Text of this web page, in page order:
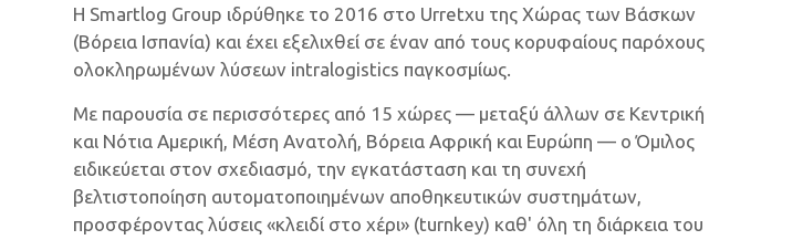
Η Smartlog Group ιδρύθηκε το 2016 στο Urretxu της Χώρας των Βάσκων
(Βόρεια Ισπανία) και έχει εξελιχθεί σε έναν από τους κορυφαίους παρόχους
ολοκληρωμένων λύσεων intralogistics παγκοσμίως.
Με παρουσία σε περισσότερες από 15 χώρες — μεταξύ άλλων σε Κεντρική
και Νότια Αμερική, Μέση Ανατολή, Βόρεια Αφρική και Ευρώπη — ο Όμιλος
ειδικεύεται στον σχεδιασμό, την εγκατάσταση και τη συνεχή
βελτιστοποίηση αυτοματοποιημένων αποθηκευτικών συστημάτων,
προσφέροντας λύσεις «κλειδί στο χέρι» (turnkey) καθ' όλη τη διάρκεια του